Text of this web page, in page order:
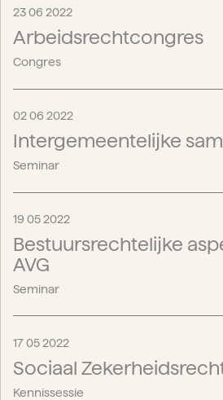
23 06 2022
Arbeidsrechtcongres
Congres
02 06 2022
Intergemeentelijke
Seminar
19 05 2022
Bestuursrechtelijke
AVG
Seminar
17 05 2022
Sociaal
Kennissessie